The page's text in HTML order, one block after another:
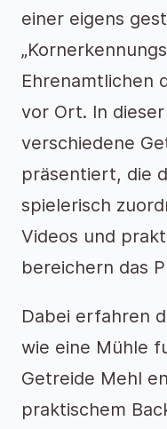
einer eigens
Ehrenamtlichen
vor Ort. In
verschiedene
präsentiert, die
spielerisch
Videos und
bereichern das
Dabei erfahren
wie eine Mühle
Getreide Mehl
praktischem